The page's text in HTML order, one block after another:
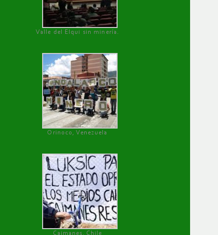
Valle del Elqui sin minería.
Orinoco, Venezuela
Caimanes, Chile